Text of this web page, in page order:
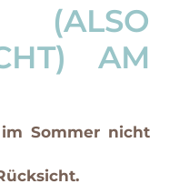
(ALSO
AM
Sommer nicht